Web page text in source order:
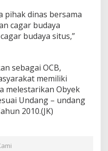
pihak dinas bersama
cagar budaya
budaya situs,”
sebagai OCB,
memiliki
melestarikan Obyek
Undang – undang
2010.(JK)